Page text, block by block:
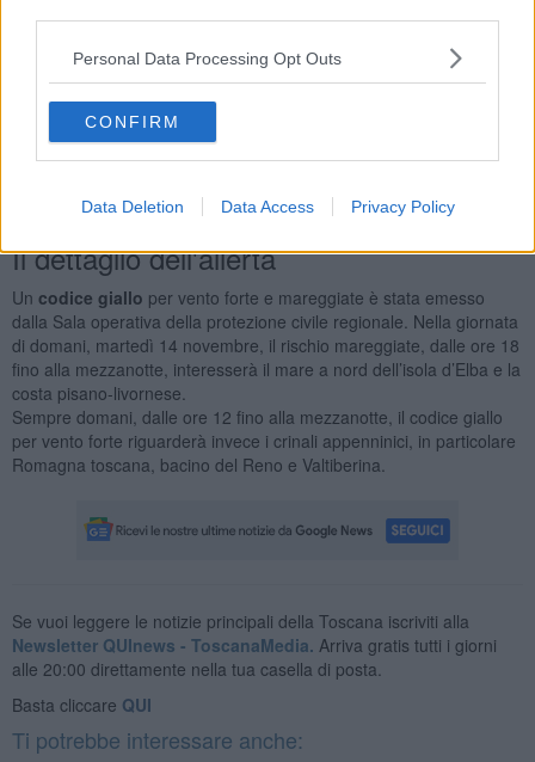
Personal Data Processing Opt Outs
CONFIRM
Data Deletion Data Access Privacy Policy
Il dettaglio dell'allerta
Un codice giallo per vento forte e mareggiate è stata emesso
dalla Sala operativa della protezione civile regionale. Nella giornata
di domani, martedì 14 novembre, il rischio mareggiate, dalle ore 18
fino alla mezzanotte, interesserà il mare a nord dell’isola d’Elba e la
costa pisano-livornese.
Sempre domani, dalle ore 12 fino alla mezzanotte, il codice giallo
per vento forte riguarderà invece i crinali appenninici, in particolare
Romagna toscana, bacino del Reno e Valtiberina.
Se vuoi leggere le notizie principali della Toscana iscriviti alla
Newsletter QUInews - ToscanaMedia. Arriva gratis tutti i giorni
alle 20:00 direttamente nella tua casella di posta.
Basta cliccare QUI
Ti potrebbe interessare anche: